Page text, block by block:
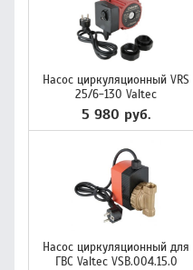
Насос циркуляционный VRS
25/6-130 Valtec
5 980 руб.
Насос циркуляционный для
ГВС Valtec VSB.004.15.0